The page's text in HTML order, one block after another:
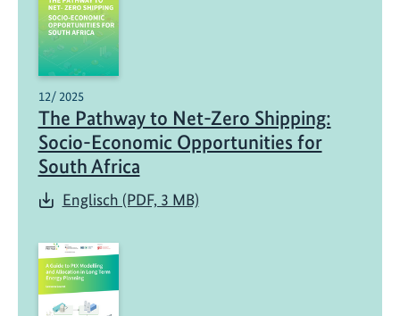
12/ 2025
The Pathway to Net-Zero Shipping:
Socio-Economic Opportunities for
South Africa
Englisch (PDF, 3 MB)